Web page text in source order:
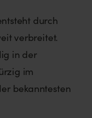
durch
verbreitet.
in der
im
bekanntesten